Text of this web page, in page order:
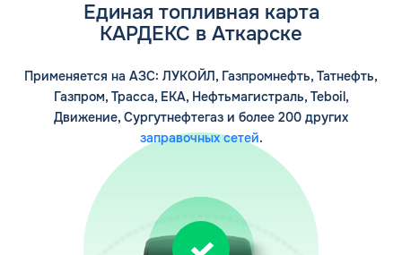
Единая топливная карта
КАРДЕКС в Аткарске
Применяется на АЗС: ЛУКОЙЛ, Газпромнефть, Татнефть,
Газпром, Трасса, ЕКА, Нефтьмагистраль, Teboil,
Движение, Сургутнефтегаз и более 200 других
заправочных сетей.
Заполняя форму, ясоглашаюсь с
обработкой персональных данных